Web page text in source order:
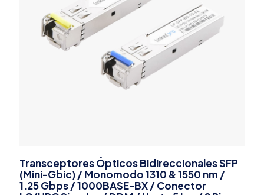
Transceptores Ópticos Bidireccionales SFP
(Mini-Gbic) / Monomodo 1310 & 1550 nm /
1.25 Gbps / 1000BASE-BX / Conector